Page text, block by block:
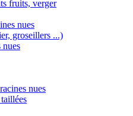
fruits, verger
nues
groseillers ...)
nues
nues